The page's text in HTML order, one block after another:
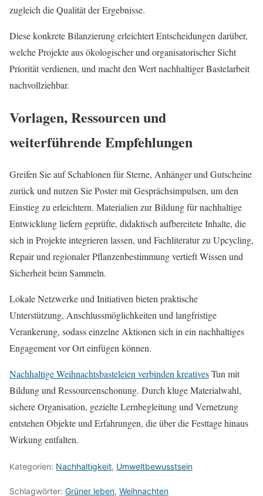
zugleich die Qualität der Ergebnisse.
Diese konkrete Bilanzierung erleichtert Entscheidungen darüber,
welche Projekte aus ökologischer und organisatorischer Sicht
Priorität verdienen, und macht den Wert nachhaltiger Bastelarbeit
nachvollziehbar.
Vorlagen, Ressourcen und
weiterführende Empfehlungen
Greifen Sie auf Schablonen für Sterne, Anhänger und Gutscheine
zurück und nutzen Sie Poster mit Gesprächsimpulsen, um den
Einstieg zu erleichtern. Materialien zur Bildung für nachhaltige
Entwicklung liefern geprüfte, didaktisch aufbereitete Inhalte, die
sich in Projekte integrieren lassen, und Fachliteratur zu Upcycling,
Repair und regionaler Pflanzenbestimmung vertieft Wissen und
Sicherheit beim Sammeln.
Lokale Netzwerke und Initiativen bieten praktische
Unterstützung, Anschlussmöglichkeiten und langfristige
Verankerung, sodass einzelne Aktionen sich in ein nachhaltiges
Engagement vor Ort einfügen können.
Nachhaltige Weihnachtsbasteleien verbinden kreativesTun mit
Bildung und Ressourcenschonung. Durch kluge Materialwahl,
sichere Organisation, gezielte Lernbegleitung und Vernetzung
entstehen Objekte und Erfahrungen, die über die Festtage hinaus
Wirkung entfalten.
Kategorien: Nachhaltigkeit, Umweltbewusstsein
Schlagwörter: Grüner leben, Weihnachten